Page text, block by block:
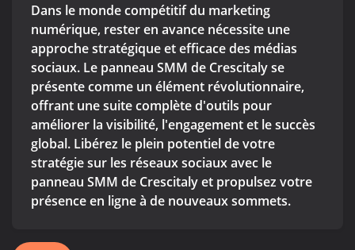
Dans le monde compétitif du marketing
numérique, rester en avance nécessite une
approche stratégique et efficace des médias
sociaux. Le panneau SMM de Crescitaly se
présente comme un élément révolutionnaire,
offrant une suite complète d'outils pour
améliorer la visibilité, l'engagement et le succès
global. Libérez le plein potentiel de votre
stratégie sur les réseaux sociaux avec le
panneau SMM de Crescitaly et propulsez votre
présence en ligne à de nouveaux sommets.